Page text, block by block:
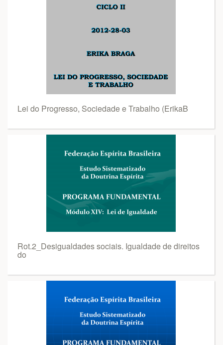
Lei do Progresso, Sociedade e Trabalho (ErikaB
Rot.2_Desigualdades sociais. Igualdade de direitos
do